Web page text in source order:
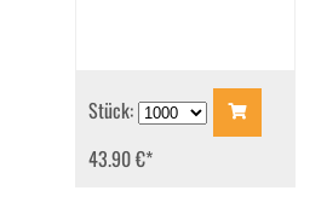
Stück:
43.90 €*